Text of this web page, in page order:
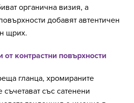
органична визия, а
добавят автентичен
щрих.
от контрастни повърхности
гланца, хромираните
със сатенени